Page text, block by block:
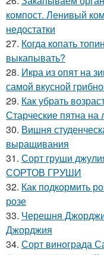
компост. Ленивый
недостатки
27. Когда копать
выкапывать?
28. Икра из опят на
самой вкусной
29. Как убрать
Старческие пятна на
30. Вишня
выращивания
31. Сорт груши
СОРТОВ ГРУШИ
32. Как подкормить
розе
33. Черешня
Джорджия
34. Сорт винограда